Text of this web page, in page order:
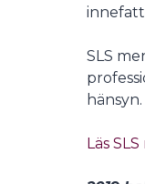
SLS
hänsyn.
Läs